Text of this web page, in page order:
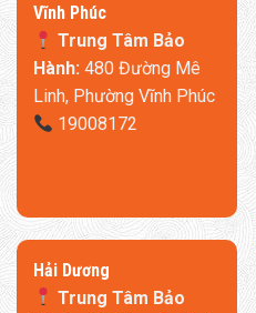
​Vĩnh Phúc
Trung Tâm Bảo
Hành:480 Đường Mê
Linh, Phường Vĩnh Phúc
19008172
​Hải Dương
Trung Tâm Bảo